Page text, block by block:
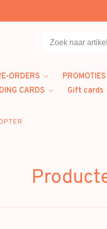
ORDERS PROMOTIES
CARDS Gift cards